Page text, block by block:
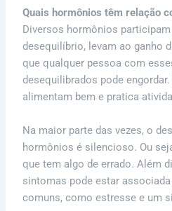
Quais hormônios têm relação
Diversos hormônios
desequilíbrio, levam ao ganho
que qualquer pessoa com
desequilibrados pode
alimentam bem e pratica
Na maior parte das vezes, o
hormônios é silencioso. Ou
que tem algo de errado. Além
sintomas pode estar
comuns, como estresse e um